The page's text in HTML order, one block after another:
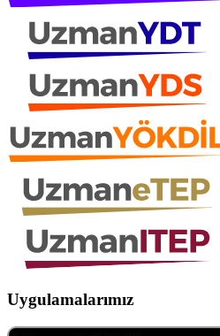
Uygulamalarımız